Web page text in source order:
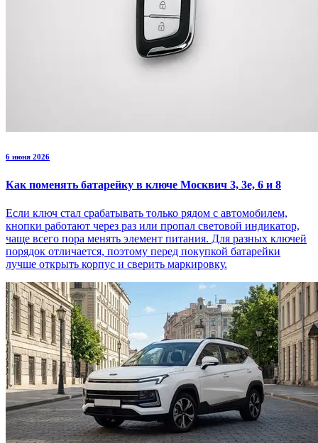
6 июня 2026
Как поменять батарейку в ключе Москвич 3, 3е, 6 и 8
Если ключ стал срабатывать только рядом с автомобилем,
кнопки работают через раз или пропал световой индикатор,
чаще всего пора менять элемент питания. Для разных ключей
порядок отличается, поэтому перед покупкой батарейки
лучше открыть корпус и сверить маркировку.